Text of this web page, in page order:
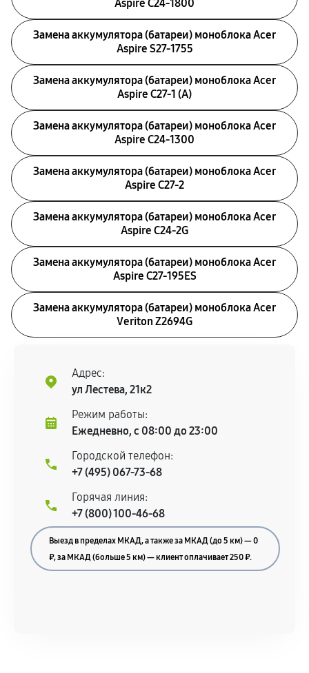
Aspire C24-1800
Замена аккумулятора (батареи) моноблока Acer
Aspire S27-1755
Замена аккумулятора (батареи) моноблока Acer
Aspire C27-1 (A)
Замена аккумулятора (батареи) моноблока Acer
Aspire C24-1300
Замена аккумулятора (батареи) моноблока Acer
Aspire C27-2
Замена аккумулятора (батареи) моноблока Acer
Aspire C24-2G
Замена аккумулятора (батареи) моноблока Acer
Aspire C27-195ES
Замена аккумулятора (батареи) моноблока Acer
Veriton Z2694G
Адрес:
ул Лестева, 21к2
Режим работы:
Ежедневно, с 08:00 до 23:00
Городской телефон:
+7 (495) 067-73-68
Горячая линия:
+7 (800) 100-46-68
Выезд в пределах МКАД, а также за МКАД (до 5 км) — 0
₽, за МКАД (больше 5 км) — клиент оплачивает 250 ₽.